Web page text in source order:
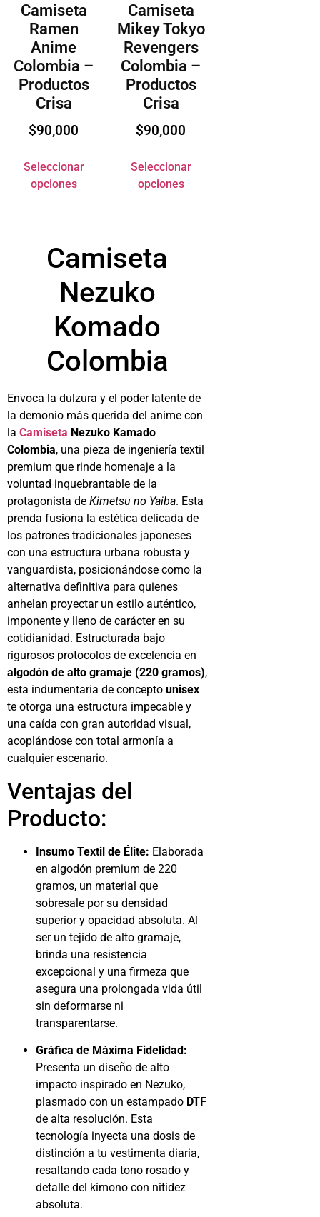
Camiseta
Ramen
Anime
Colombia –
Productos
Crisa
$90,000
Seleccionar
opciones
Camiseta
Mikey Tokyo
Revengers
Colombia –
Productos
Crisa
$90,000
Seleccionar
opciones
Camiseta
Nezuko
Komado
Colombia
Envoca la dulzura y el poder latente de
la demonio más querida del anime con
la Camiseta Nezuko Kamado
Colombia, una pieza de ingeniería textil
premium que rinde homenaje a la
voluntad inquebrantable de la
protagonista de Kimetsu no Yaiba. Esta
prenda fusiona la estética delicada de
los patrones tradicionales japoneses
con una estructura urbana robusta y
vanguardista, posicionándose como la
alternativa definitiva para quienes
anhelan proyectar un estilo auténtico,
imponente y lleno de carácter en su
cotidianidad. Estructurada bajo
rigurosos protocolos de excelencia en
algodón de alto gramaje (220 gramos),
esta indumentaria de concepto unisex
te otorga una estructura impecable y
una caída con gran autoridad visual,
acoplándose con total armonía a
cualquier escenario.
Ventajas del
Producto:
Insumo Textil de Élite: Elaborada
en algodón premium de 220
gramos, un material que
sobresale por su densidad
superior y opacidad absoluta. Al
ser un tejido de alto gramaje,
brinda una resistencia
excepcional y una firmeza que
asegura una prolongada vida útil
sin deformarse ni
transparentarse.
Gráfica de Máxima Fidelidad:
Presenta un diseño de alto
impacto inspirado en Nezuko,
plasmado con un estampado DTF
de alta resolución. Esta
tecnología inyecta una dosis de
distinción a tu vestimenta diaria,
resaltando cada tono rosado y
detalle del kimono con nitidez
absoluta.